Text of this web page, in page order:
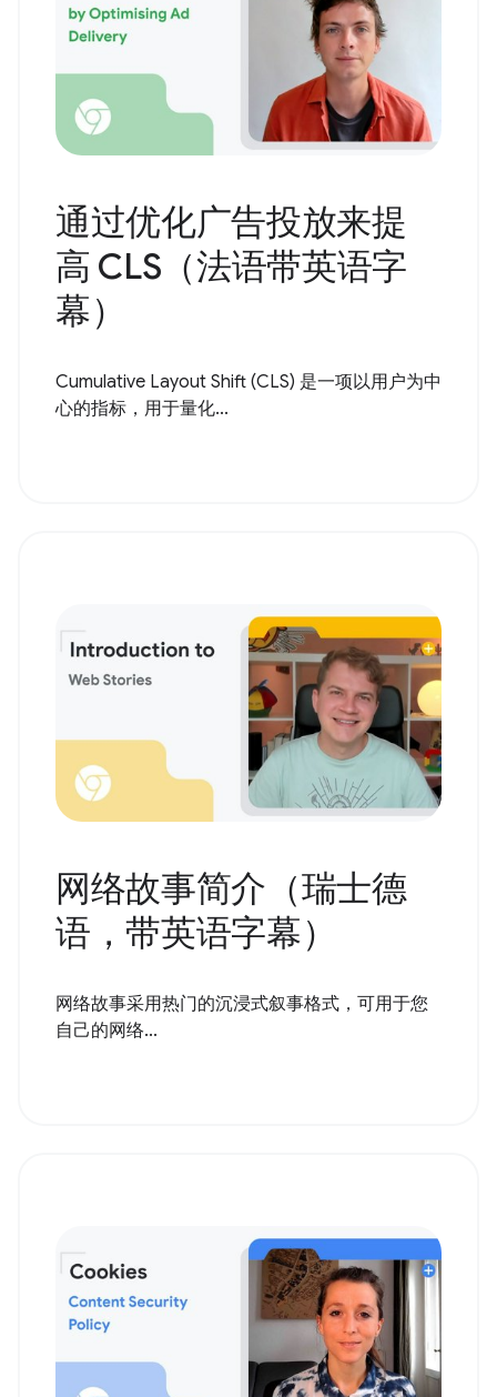
通过优化广告投放来提
高 CLS（法语带英语字
幕）
Cumulative Layout Shift (CLS) 是一项以用户为中
心的指标，用于量化...
网络故事简介（瑞士德
语，带英语字幕）
网络故事采用热门的沉浸式叙事格式，可用于您
自己的网络...